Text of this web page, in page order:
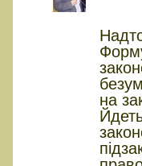
на